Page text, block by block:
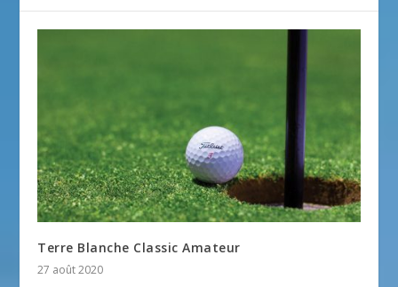
Terre Blanche Classic Amateur
27 août 2020